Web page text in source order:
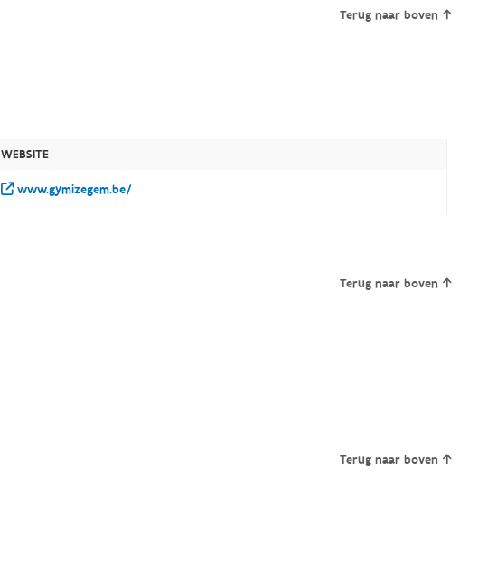
Terug naar boven
WEBSITE
www.gymizegem.be/
Terug naar boven
Terug naar boven